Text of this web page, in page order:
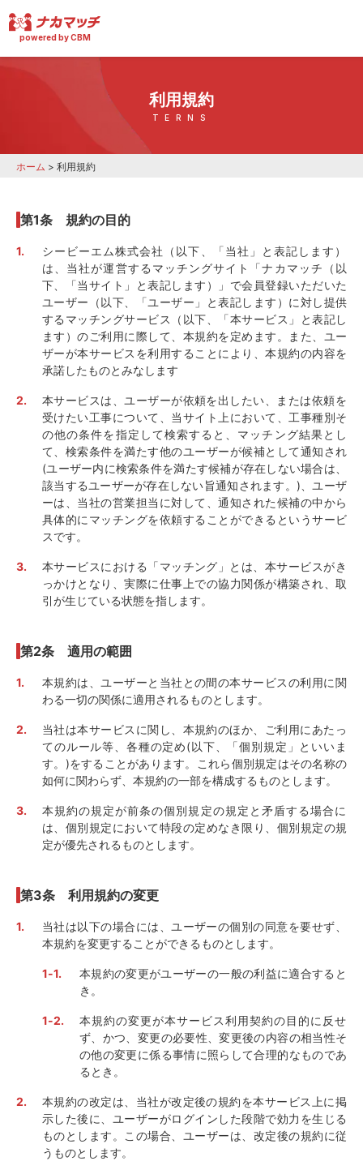
powered by CBM
利用規約
TERNS
ホーム > 利用規約
第1条 規約の目的
シービーエム株式会社（以下、「当社」と表記します）
は、当社が運営するマッチングサイト「ナカマッチ（以
下、「当サイト」と表記します）」で会員登録いただいた
ユーザー（以下、「ユーザー」と表記します）に対し提供
するマッチングサービス（以下、「本サービス」と表記し
ます）のご利用に際して、本規約を定めます。また、ユー
ザーが本サービスを利用することにより、本規約の内容を
承諾したものとみなします
本サービスは、ユーザーが依頼を出したい、または依頼を
受けたい工事について、当サイト上において、工事種別そ
の他の条件を指定して検索すると、マッチング結果とし
て、検索条件を満たす他のユーザーが候補として通知され
(ユーザー内に検索条件を満たす候補が存在しない場合は、
該当するユーザーが存在しない旨通知されます。)、ユーザ
ーは、当社の営業担当に対して、通知された候補の中から
具体的にマッチングを依頼することができるというサービ
スです。
本サービスにおける「マッチング」とは、本サービスがき
っかけとなり、実際に仕事上での協力関係が構築され、取
引が生じている状態を指します。
第2条 適用の範囲
本規約は、ユーザーと当社との間の本サービスの利用に関
わる一切の関係に適用されるものとします。
当社は本サービスに関し、本規約のほか、ご利用にあたっ
てのルール等、各種の定め(以下、「個別規定」といいま
す。)をすることがあります。これら個別規定はその名称の
如何に関わらず、本規約の一部を構成するものとします。
本規約の規定が前条の個別規定の規定と矛盾する場合に
は、個別規定において特段の定めなき限り、個別規定の規
定が優先されるものとします。
第3条 利用規約の変更
当社は以下の場合には、ユーザーの個別の同意を要せず、
本規約を変更することができるものとします。
本規約の変更がユーザーの一般の利益に適合すると
き。
本規約の変更が本サービス利用契約の目的に反せ
ず、かつ、変更の必要性、変更後の内容の相当性そ
の他の変更に係る事情に照らして合理的なものであ
るとき。
本規約の改定は、当社が改定後の規約を本サービス上に掲
示した後に、ユーザーがログインした段階で効力を生じる
ものとします。この場合、ユーザーは、改定後の規約に従
うものとします。